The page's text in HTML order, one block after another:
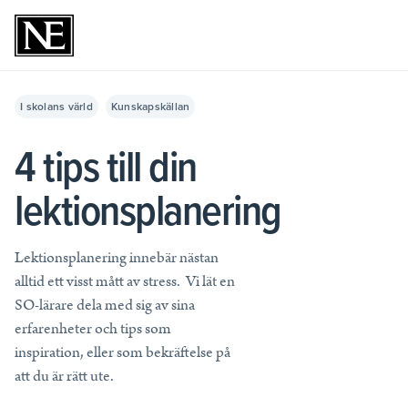
Lärare
Hela utbudet av läromedel
Upptäck kvalitativa läromedel för din undervisning.
Läs mer
Läromedel för åk F–3
Läromedel för åk 4–6
Läromedel för åk 7–9
Läromedel för gymnasiet
Skolledare
Skolledare
Läs mer
NE Komplett
Läs mer
Huvudmannaavtal
Företag och myndighet
Företag och myndigheter
Läs mer
Bibliotek
Unika och utvecklande ord- och kunskapstjänster för alla biblioteksbesökare
Läs mer
Prenumerera
Läs mer
Kunskapstjänster
I skolans värld Kunskapskällan
4 tips till din
lektionsplanering
Lektionsplanering innebär nästan
alltid ett visst mått av stress. Vi lät en
SO-lärare dela med sig av sina
erfarenheter och tips som
inspiration, eller som bekräftelse på
att du är rätt ute.